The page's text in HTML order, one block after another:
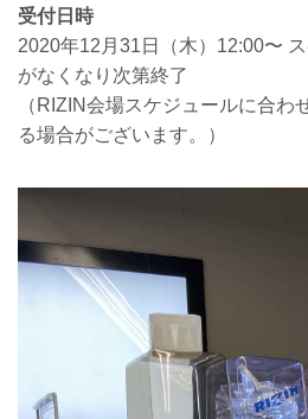
受付日時
2020年12月31日（木）12:00〜
がなくなり次第終了
（RIZIN会場スケジュールに合わ
る場合がございます。）